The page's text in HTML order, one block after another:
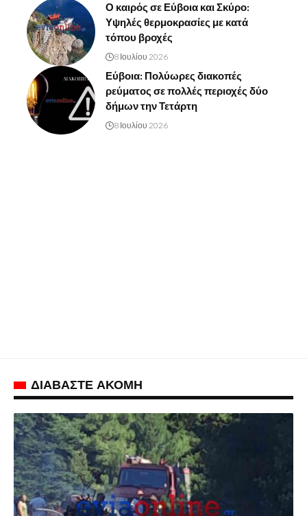
Ο καιρός σε Εύβοια και Σκύρο:
Υψηλές θερμοκρασίες με κατά
τόπου βροχές
8 Ιουλίου 2026
Εύβοια: Πολύωρες διακοπές
ρεύματος σε πολλές περιοχές δύο
δήμων την Τετάρτη
8 Ιουλίου 2026
ΔΙΑΒΑΣΤΕ ΑΚΟΜΗ